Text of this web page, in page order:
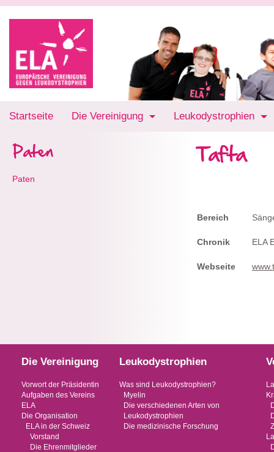
Startseite Die Vereinigung Leukodystrophien
Paten
Paten
Tafta
Bereich
Chronik
Webseite
ELA
Die Vereinigung
Vorwort der Präsidentin
Aufgaben des Vereins
ELA
Die Organisation
ELA in der Schweiz
Vorstand
Die Ehrenmitglieder
Leukodystrophien
Was sind Leukodystrophien?
Myelin
Die verschiedenen Arten von
Leukodystrophien
Die medizinische Forschung